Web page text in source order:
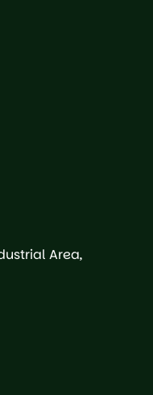
Area,